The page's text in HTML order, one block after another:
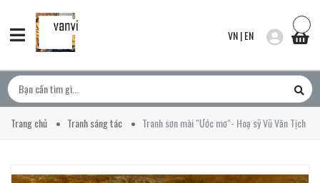
VN|EN
Trang chủ Tranh sáng tác Tranh sơn mài "Ước mơ"- Hoạ sỹ Vũ Văn Tịch